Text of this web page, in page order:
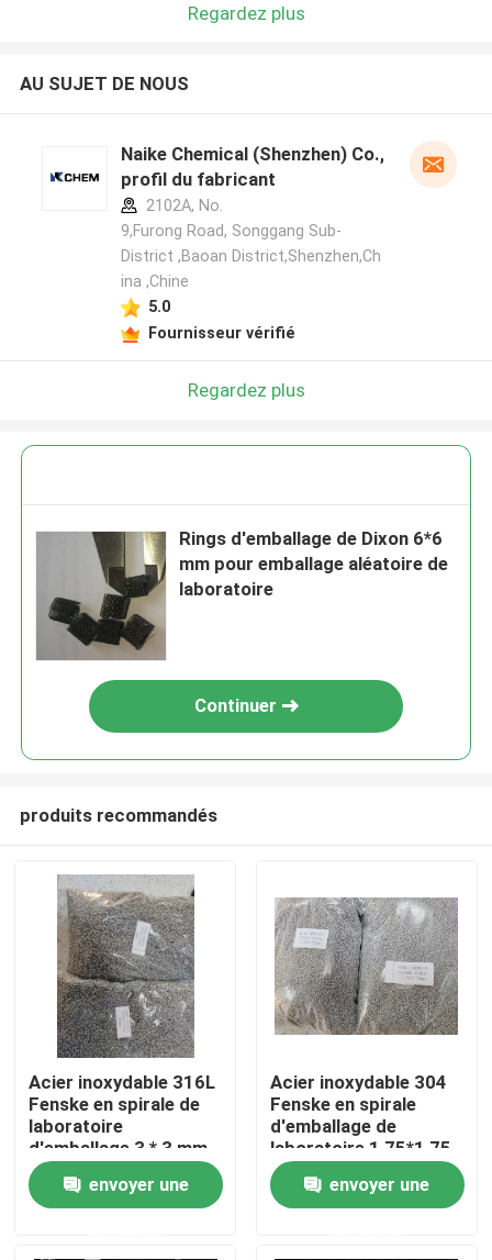
À la maison
Produits
Vidéos
Regardez plus
AU SUJET DE NOUS
Naike Chemical (Shenzhen) Co., Ltd
profil du fabricant
2102A, No.
9,Furong Road, Songgang Sub-
District ,Baoan District,Shenzhen,Ch
ina ,Chine
5.0
Fournisseur vérifié
Regardez plus
Rings d'emballage de Dixon 6*6
mm pour emballage aléatoire de
laboratoire
Continuer
produits recommandés
Acier inoxydable 316L
Fenske en spirale de
laboratoire
d'emballage 3 * 3 mm
pour le processus de
séparation de haute
pureté
envoyer une
Acier inoxydable 304
Fenske en spirale
d'emballage de
laboratoire 1,75*1,75
mm Pour le processus
de distillation
envoyer une